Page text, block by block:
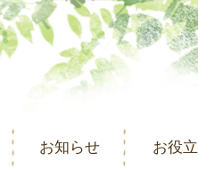
お知らせ お役